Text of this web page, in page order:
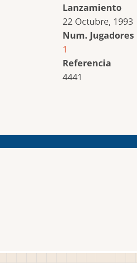
Lanzamiento
22 Octubre, 1993
Num. Jugadores
1
Referencia
4441